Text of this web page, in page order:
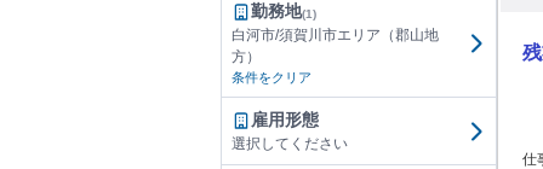
勤務地(1)
白河市/須賀川市エリア（郡山地
方）
条件をクリア
雇用形態
選択してください
仕